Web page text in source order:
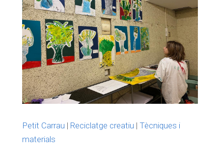
Petit Carrau | Reciclatge creatiu | Tècniques i
materials